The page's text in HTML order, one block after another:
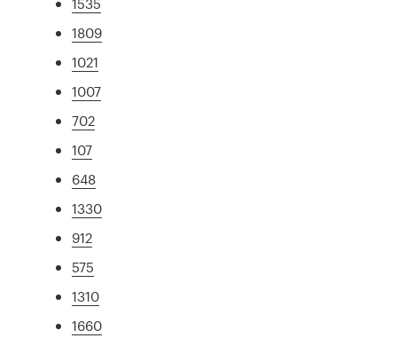
1809
1021
1007
702
107
648
1330
912
575
1310
1660